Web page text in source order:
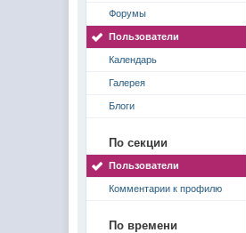
Форумы
Пользователи
Календарь
Галерея
Блоги
По секции
Пользователи
Комментарии к профилю
По времени